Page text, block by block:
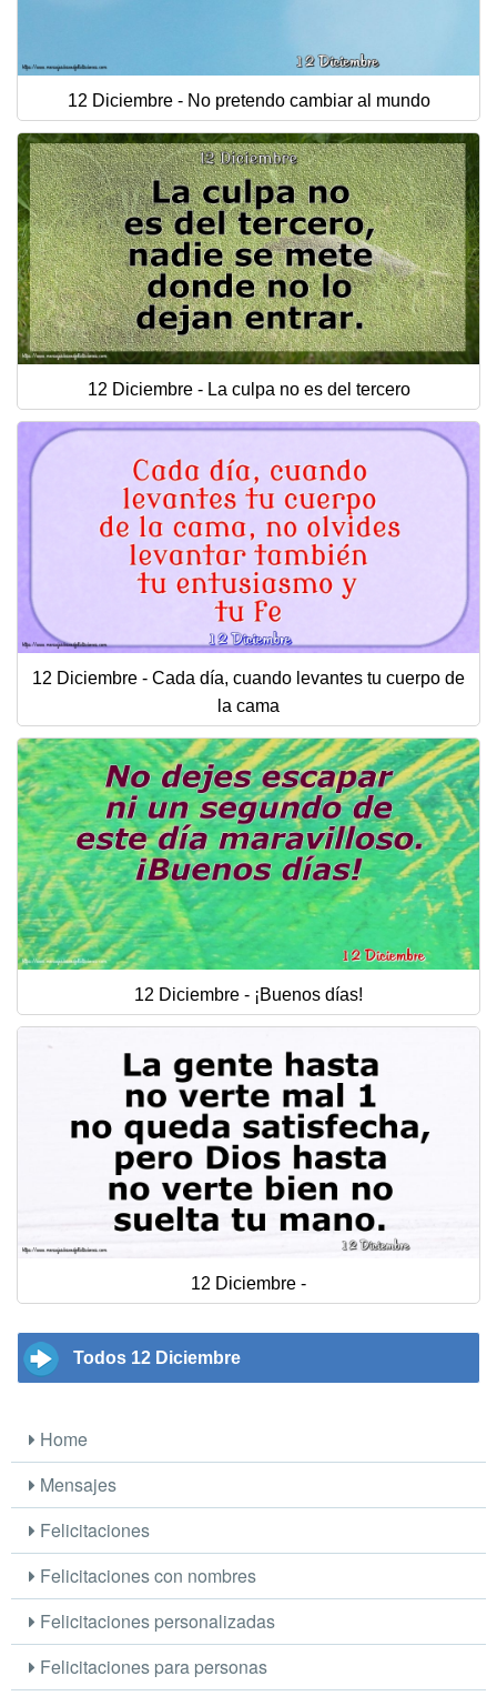
12 Diciembre - No pretendo cambiar al mundo
12 Diciembre - La culpa no es del tercero
12 Diciembre - Cada día, cuando levantes tu cuerpo de
la cama
12 Diciembre - ¡Buenos días!
12 Diciembre -
Todos 12 Diciembre
Home
Mensajes
Felicitaciones
Felicitaciones con nombres
Felicitaciones personalizadas
Felicitaciones para personas